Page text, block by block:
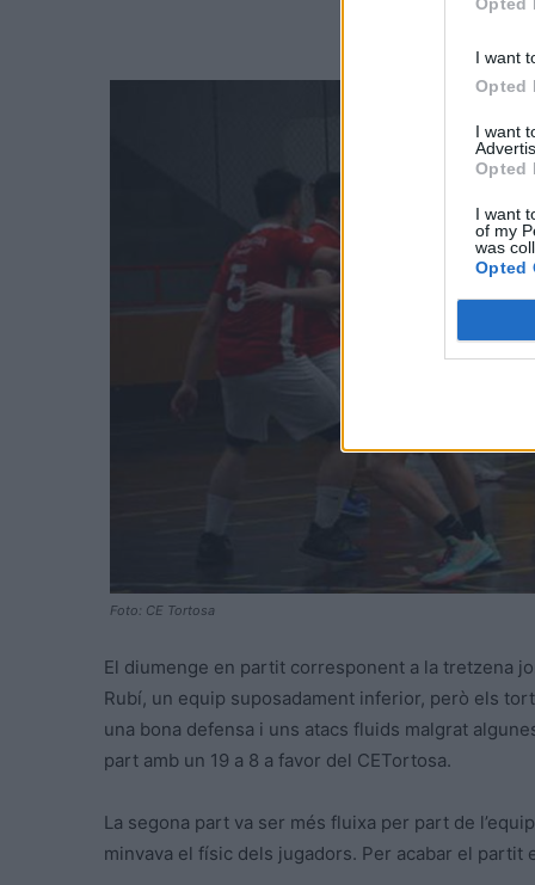
I want
Opted
I want
Opted
I want
of my
was
Opted
Foto: CE Tortosa
El diumenge en partit corresponent a la tretzena
Rubí, un equip suposadament inferior, però els
una bona defensa i uns atacs fluids malgrat
part amb un 19 a 8 a favor del CETortosa.
La segona part va ser més fluixa per part de
minvava el físic dels jugadors. Per acabar el partit